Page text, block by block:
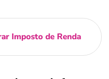
Imposto de Renda